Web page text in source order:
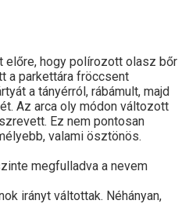
előre, hogy polírozott olasz bőr
a parkettára fröccsent
a tányérról, rábámult, majd
Az arca oly módon változott
Ez nem pontosan
valami ösztönös.
megfulladva a nevem
irányt váltottak. Néhányan,